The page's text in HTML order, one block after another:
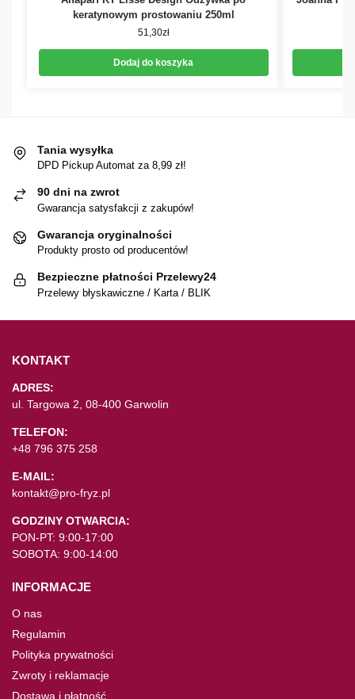
keratynowym prostowaniu 250ml
51,30zł
Dodaj do koszyka
Tania wysyłka
DPD Pickup Automat za 8,99 zł!
90 dni na zwrot
Gwarancja satysfakcji z zakupów!
Gwarancja oryginalności
Produkty prosto od producentów!
Bezpieczne płatności Przelewy24
Przelewy błyskawiczne / Karta / BLIK
KONTAKT
ADRES:
ul. Targowa 2, 08-400 Garwolin
TELEFON:
+48 796 375 258
E-MAIL:
kontakt@pro-fryz.pl
GODZINY OTWARCIA:
PON-PT: 9:00-17:00
SOBOTA: 9:00-14:00
INFORMACJE
O nas
Regulamin
Polityka prywatności
Zwroty i reklamacje
Dostawa i płatność